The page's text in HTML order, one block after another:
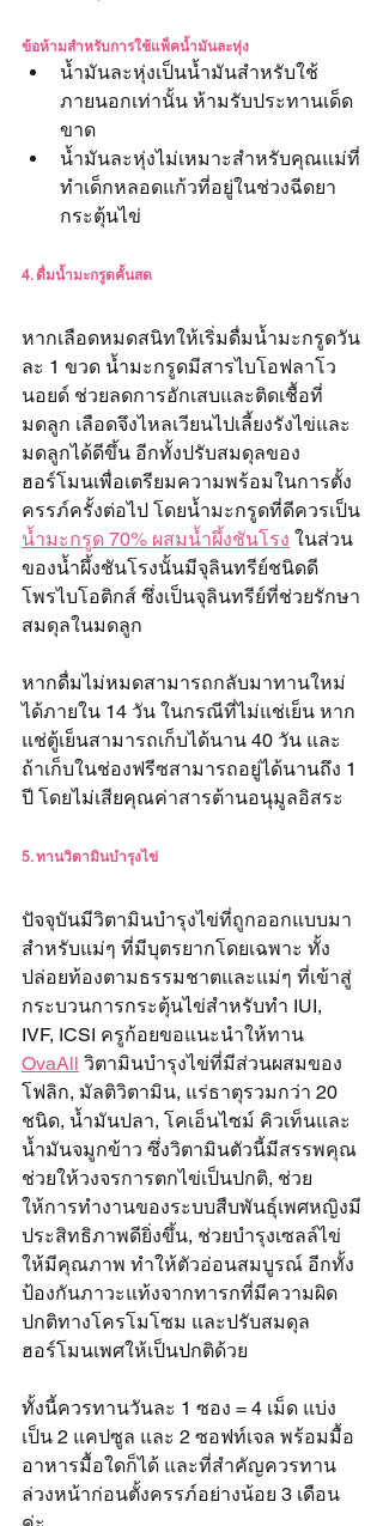
ข้อห้ามสำหรับการใช้แพ็คน้ำมันละหุ่ง
น้ำมันละหุ่งเป็นน้ำมันสำหรับใช้
ภายนอกเท่านั้น ห้ามรับประทานเด็ด
ขาด
น้ำมันละหุ่งไม่เหมาะสำหรับคุณแม่ที่
ทำเด็กหลอดแก้วที่อยู่ในช่วงฉีดยา
กระตุ้นไข่
4. ดื่มน้ำมะกรูดคั้นสด
หากเลือดหมดสนิทให้เริ่มดื่มน้ำมะกรูดวัน
ละ 1 ขวด น้ำมะกรูดมีสารไบโอฟลาโว
นอยด์ ช่วยลดการอักเสบและติดเชื้อที่
มดลูก เลือดจึงไหลเวียนไปเลี้ยงรังไข่และ
มดลูกได้ดีขึ้น อีกทั้งปรับสมดุลของ
ฮอร์โมนเพื่อเตรียมความพร้อมในการตั้ง
ครรภ์ครั้งต่อไป โดยน้ำมะกรูดที่ดีควรเป็น
น้ำมะกรูด 70% ผสมน้ำผึ้งชันโรง ในส่วน
ของน้ำผึ้งชันโรงนั้นมีจุลินทรีย์ชนิดดี
โพรไบโอติกส์ ซึ่งเป็นจุลินทรีย์ที่ช่วยรักษา
สมดุลในมดลูก
หากดื่มไม่หมดสามารถกลับมาทานใหม่
ได้ภายใน 14 วัน ในกรณีที่ไม่แช่เย็น หาก
แช่ตู้เย็นสามารถเก็บได้นาน 40 วัน และ
ถ้าเก็บในช่องฟรีซสามารถอยู่ได้นานถึง 1
ปี โดยไม่เสียคุณค่าสารต้านอนุมูลอิสระ
5. ทานวิตามินบำรุงไข่
ปัจจุบันมีวิตามินบำรุงไข่ที่ถูกออกแบบมา
สำหรับแม่ๆ ที่มีบุตรยากโดยเฉพาะ ทั้ง
ปล่อยท้องตามธรรมชาตและแม่ๆ ที่เข้าสู่
กระบวนการกระตุ้นไข่สำหรับทำ IUI,
IVF, ICSI ครูก้อยขอแนะนำให้ทาน
OvaAll วิตามินบำรุงไข่ที่มีส่วนผสมของ
โฟลิก, มัลติวิตามิน, แร่ธาตุรวมกว่า 20
ชนิด, น้ำมันปลา, โคเอ็นไซม์ คิวเท็นและ
น้ำมันจมูกข้าว ซึ่งวิตามินตัวนี้มีสรรพคุณ
ช่วยให้วงจรการตกไข่เป็นปกติ, ช่วย
ให้การทำงานของระบบสืบพันธุ์เพศหญิงมี
ประสิทธิภาพดียิ่งขึ้น, ช่วยบำรุงเซลล์ไข่
ให้มีคุณภาพ ทำให้ตัวอ่อนสมบูรณ์ อีกทั้ง
ป้องกันภาวะแท้งจากทารกที่มีความผิด
ปกติทางโครโมโซม และปรับสมดุล
ฮอร์โมนเพศให้เป็นปกติด้วย
ทั้งนี้ควรทานวันละ 1 ซอง = 4 เม็ด แบ่ง
เป็น 2 แคปซูล และ 2 ซอฟท์เจล พร้อมมื้อ
อาหารมื้อใดก็ได้ และที่สำคัญควรทาน
ล่วงหน้าก่อนตั้งครรภ์อย่างน้อย 3 เดือน